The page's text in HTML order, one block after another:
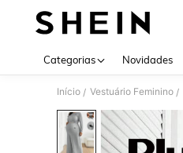
Categorias Novidades
Início / Vestuário Feminino /